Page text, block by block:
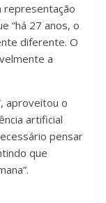
representação
“há 27 anos, o
diferente. O
a
aproveitou o
artificial
pensar
que